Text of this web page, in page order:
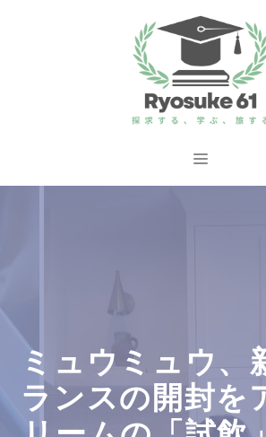
ス
メ
ミュウミュウ、
ランスの開封を